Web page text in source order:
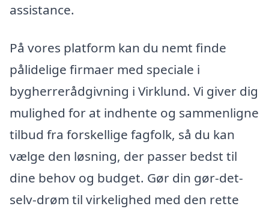
assistance.
På vores platform kan du nemt finde
pålidelige firmaer med speciale i
bygherrerådgivning i Virklund. Vi giver dig
mulighed for at indhente og sammenligne
tilbud fra forskellige fagfolk, så du kan
vælge den løsning, der passer bedst til
dine behov og budget. Gør din gør-det-
selv-drøm til virkelighed med den rette